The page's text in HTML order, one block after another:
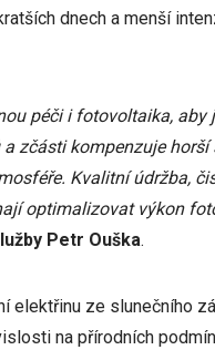
dnech a menší
péči i fotovoltaika,
zčásti kompenzuje horší
Kvalitní údržba,
optimalizovat výkon
Petr Ouška.
elektřinu ze slunečního
na přírodních